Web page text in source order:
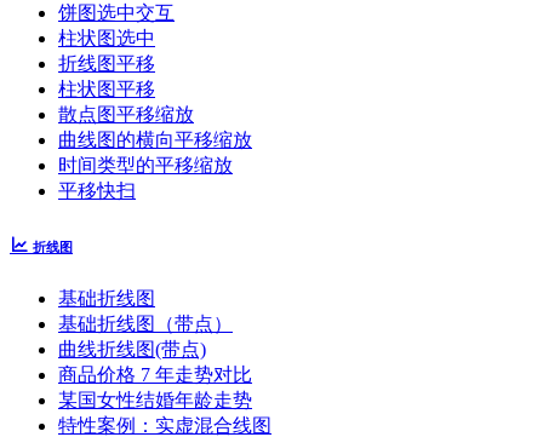
饼图选中交互
柱状图选中
折线图平移
柱状图平移
散点图平移缩放
曲线图的横向平移缩放
时间类型的平移缩放
平移快扫
折线图
基础折线图
基础折线图（带点）
曲线折线图(带点)
商品价格 7 年走势对比
某国女性结婚年龄走势
特性案例：实虚混合线图